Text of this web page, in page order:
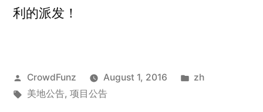
利的派发！
Posted
by
CrowdFunz August 1, 2016
Posted
zh
Tags:
美地公告, 项目公告